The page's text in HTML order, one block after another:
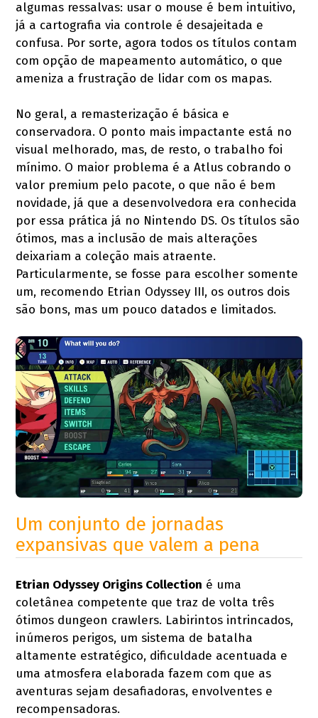
algumas ressalvas: usar o mouse é bem intuitivo,
já a cartografia via controle é desajeitada e
confusa. Por sorte, agora todos os títulos contam
com opção de mapeamento automático, o que
ameniza a frustração de lidar com os mapas.
No geral, a remasterização é básica e
conservadora. O ponto mais impactante está no
visual melhorado, mas, de resto, o trabalho foi
mínimo. O maior problema é a Atlus cobrando o
valor premium pelo pacote, o que não é bem
novidade, já que a desenvolvedora era conhecida
por essa prática já no Nintendo DS. Os títulos são
ótimos, mas a inclusão de mais alterações
deixariam a coleção mais atraente.
Particularmente, se fosse para escolher somente
um, recomendo Etrian Odyssey III, os outros dois
são bons, mas um pouco datados e limitados.
Um conjunto de jornadas
expansivas que valem a pena
Etrian Odyssey Origins Collection é uma
coletânea competente que traz de volta três
ótimos dungeon crawlers. Labirintos intrincados,
inúmeros perigos, um sistema de batalha
altamente estratégico, dificuldade acentuada e
uma atmosfera elaborada fazem com que as
aventuras sejam desafiadoras, envolventes e
recompensadoras.